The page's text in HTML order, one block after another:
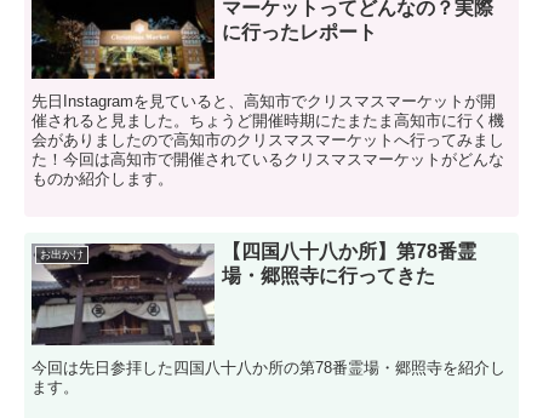
マーケットってどんなの？実際
に行ったレポート
先日Instagramを見ていると、高知市でクリスマスマーケットが開
催されると見ました。ちょうど開催時期にたまたま高知市に行く機
会がありましたので高知市のクリスマスマーケットへ行ってみまし
た！今回は高知市で開催されているクリスマスマーケットがどんな
ものか紹介します。
お出かけ
【四国八十八か所】第78番霊
場・郷照寺に行ってきた
今回は先日参拝した四国八十八か所の第78番霊場・郷照寺を紹介し
ます。